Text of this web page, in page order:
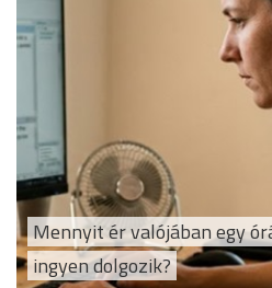
Mennyit ér valójában egy
ingyen dolgozik?